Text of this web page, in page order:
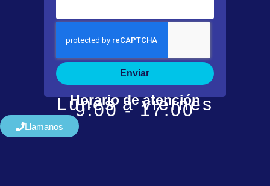
Enviar
Horario de atención
Lunes a viernes
9:00 - 17:00
Llamanos